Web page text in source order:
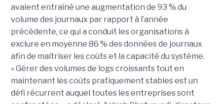
avaient entraîné une augmentation de 93 % du
volume des journaux par rapport à l’année
précédente, ce qui a conduit les organisations à
exclure en moyenne 86 % des données de journaux
afin de maîtriser les coûts et la capacité du système.
« Gérer des volumes de logs croissants tout en
maintenant les coûts pratiquement stables est un
défi récurrent auquel toutes les entreprises sont